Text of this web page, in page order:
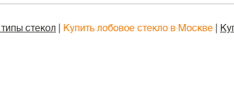
стекол Купить лобовое стекло в Москве